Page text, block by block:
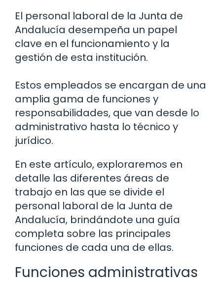
El personal laboral de la Junta de
Andalucía desempeña un papel
clave en el funcionamiento y la
gestión de esta institución.
Estos empleados se encargan de una
amplia gama de funciones y
responsabilidades, que van desde lo
administrativo hasta lo técnico y
jurídico.
En este artículo, exploraremos en
detalle las diferentes áreas de
trabajo en las que se divide el
personal laboral de la Junta de
Andalucía, brindándote una guía
completa sobre las principales
funciones de cada una de ellas.
Funciones administrativas